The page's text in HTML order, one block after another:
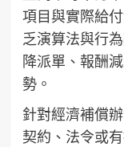
項目與實際給
乏演算法與行
降派單、報酬
勢。
針對經濟補償
契約、法令或